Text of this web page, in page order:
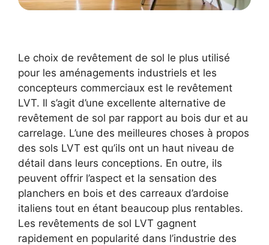
Le choix de revêtement de sol le plus utilisé
pour les aménagements industriels et les
concepteurs commerciaux est le revêtement
LVT. Il s’agit d’une excellente alternative de
revêtement de sol par rapport au bois dur et au
carrelage. L’une des meilleures choses à propos
des sols LVT est qu’ils ont un haut niveau de
détail dans leurs conceptions. En outre, ils
peuvent offrir l’aspect et la sensation des
planchers en bois et des carreaux d’ardoise
italiens tout en étant beaucoup plus rentables.
Les revêtements de sol LVT gagnent
rapidement en popularité dans l’industrie des